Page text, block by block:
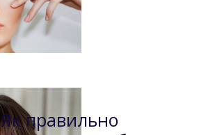
Як правильно